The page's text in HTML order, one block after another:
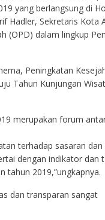
yang berlangsung di
Hadler, Sekretaris Kota
(OPD) dalam lingkup
Peningkatan
Tahun Kunjungan
merupakan forum
terhadap sasaran
dengan indikator dan
tahun 2019,”ungkapnya.
dan transparan sangat